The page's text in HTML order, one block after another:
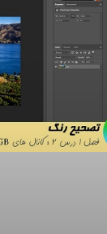
ورود